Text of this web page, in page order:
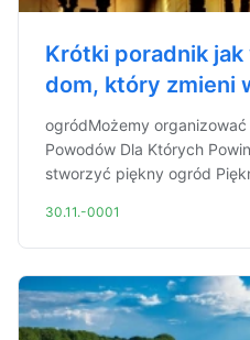
Krótki poradnik
dom, który zmieni
ogródMożemy
Powodów Dla Których
stworzyć piękny ogród
30.11.-0001